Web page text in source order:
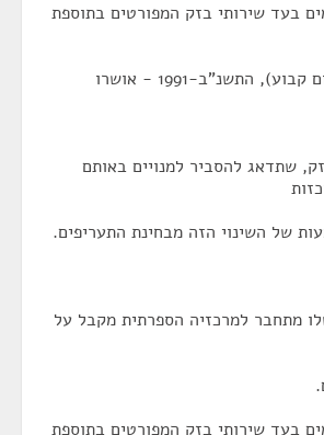
בעד שירותי בזק המפורטים בתוספת
התשנ"ב-1991 - אושרו
שתדאג להסביר למנויים באותם
של השינוי הזה מבחינת התעריפים.
מתחבר למרכזיה הספרתית מקבל על
בעד שירותי בזק המפורטים בתוספת